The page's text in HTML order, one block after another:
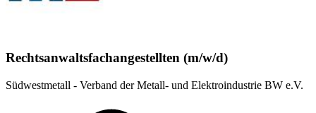
Rechtsanwaltsfachangestellten (m/w/d)
Südwestmetall - Verband der Metall- und Elektroindustrie BW e.V.